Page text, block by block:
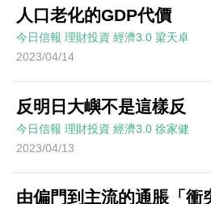
人口老化的GDP代價
今日信報 理財投資 經濟3.0 梁天卓
2023/04/14
反明日大嶼不是這樣反
今日信報 理財投資 經濟3.0 徐家健
2023/04/13
由偏門到主流的通脹「衝